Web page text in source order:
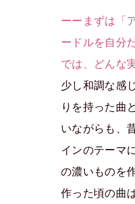
ーーまずは「
ードルを自分
では、どんな
少し和調な感
りを持った曲
いながらも、
インのテーマ
の濃いものを
作った頃の曲